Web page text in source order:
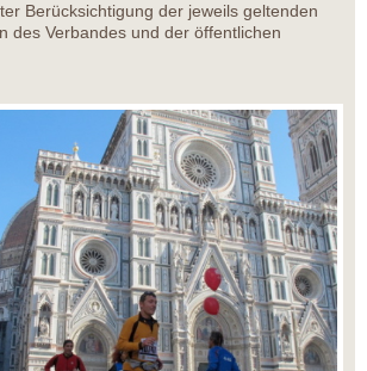
Berücksichtigung der jeweils geltenden
des Verbandes und der öffentlichen